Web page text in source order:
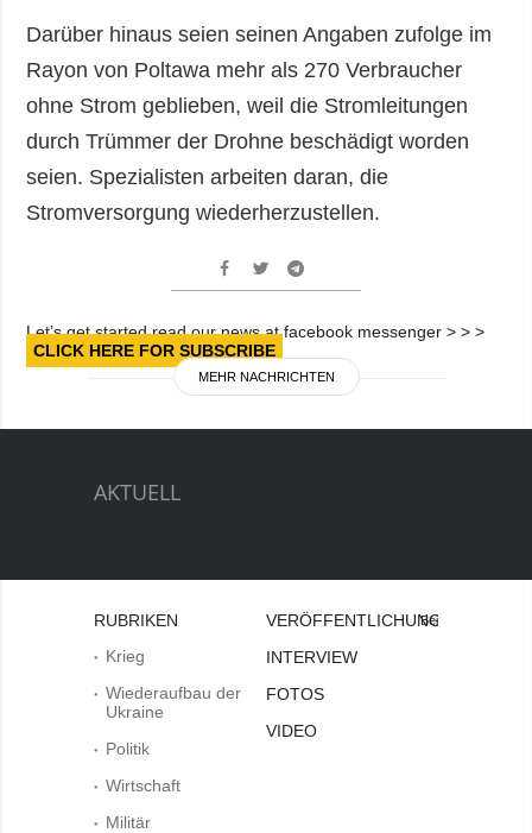
Darüber hinaus seien seinen Angaben zufolge im
Rayon von Poltawa mehr als 270 Verbraucher
ohne Strom geblieben, weil die Stromleitungen
durch Trümmer der Drohne beschädigt worden
seien. Spezialisten arbeiten daran, die
Stromversorgung wiederherzustellen.
Let’s get started read our news at facebook messenger > > >
CLICK HERE FOR SUBSCRIBE
MEHR NACHRICHTEN
AKTUELL
RUBRIKEN
Krieg
Wiederaufbau der
Ukraine
Politik
Wirtschaft
Militär
VERÖFFENTLICHUNGEN
INTERVIEW
FOTOS
VIDEO
Bei